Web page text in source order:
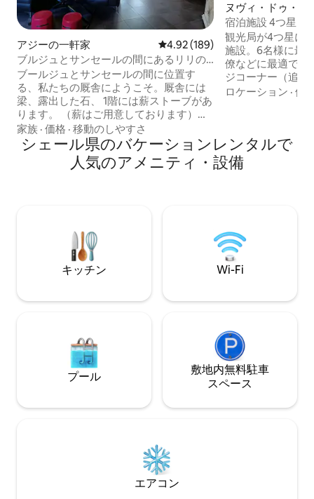
アジーの一軒家 レビュー189件、5つ星中4.92つ
4.92 (189)
ブルジュとサンセールの間にあるリリの
厩舎
ブールジュとサンセールの間に位置す
る、私たちの厩舎にようこそ。厩舎には
梁、露出した石、 1階には薪ストーブがあ
ります。 （薪はご用意しております）。
昔ながらの魅力と現代的な魅力を組み合
わせた、リラックスした滞在をお楽しみ
ください。 ブルジュの大聖堂、沼地、そ
して反対側のサンセール、ワインとチー
06.32.☎️15.37.92
家族 · 価格 · 移動のしやすさ
ヌヴィ・ドゥ・ク
軒家
宿泊施設 4つ星 ヌヴィ・デュ・クロシェ
ール
観光局が4つ星に
施設。6名様に最
僚などに最適です
ジコーナー（追加
あるリビングル
す。 2階には広々
ルシンク、シャワ
コーナー付きの広
ロケーション ·価
シェール県のバケーションレンタルで
人気のアメニティ・設備
キッチン Wi-Fi
プール
敷地内無料駐⁠車
ス⁠ペ⁠ー⁠ス
エアコン